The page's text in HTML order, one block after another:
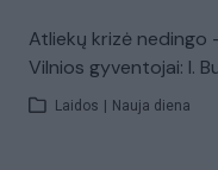
Atliekų krizė nedingo
Vilnios gyventojai: I.
Laidos Nauja diena